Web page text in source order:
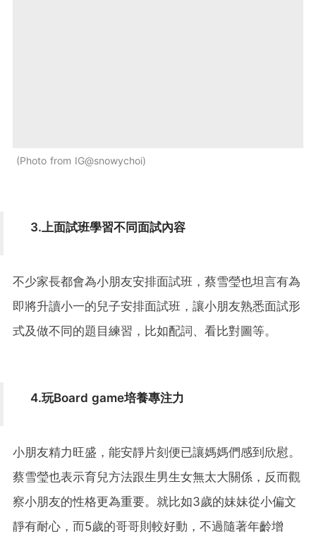
Photo from IG@snowychoi
3.上面試班學習不同面試內容
不少家長都會為小朋友安排面試班，蔡雪瑩也坦言有為
即將升讀小一的兒子安排面試班，讓小朋友熟悉面試形
式及做不同的題目練習，比如配詞、看比對圖等。
4.玩Board game培養專注力
小朋友精力旺盛，能安靜片刻便已讓媽媽們感到欣慰。
蔡雪瑩也表示育兒方法跟生男生女無太大關係，反而觀
察小朋友的性格更為重要。就比如3歲的妹妹從小偏文
靜有耐心，而5歲的哥哥則較好動，不過隨著年齡增